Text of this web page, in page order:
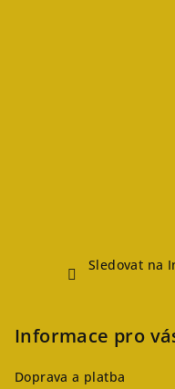
Sledovat na
Informace pro
Doprava a platba